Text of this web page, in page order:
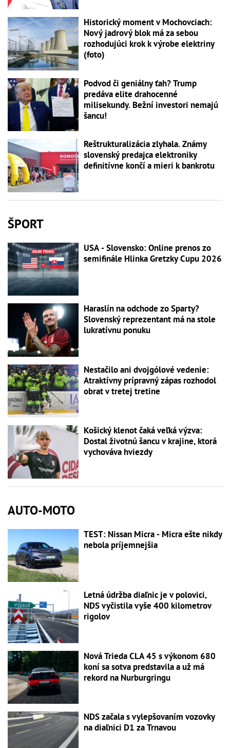
Historický moment v Mochovciach:
Nový jadrový blok má za sebou
rozhodujúci krok k výrobe elektriny
(foto)
Podvod či geniálny ťah? Trump
predáva elite drahocenné
milisekundy. Bežní investori nemajú
šancu!
Reštrukturalizácia zlyhala. Známy
slovenský predajca elektroniky
definitívne končí a mieri k bankrotu
ŠPORT
USA - Slovensko: Online prenos zo
semifinále Hlinka Gretzky Cupu 2026
Haraslín na odchode zo Sparty?
Slovenský reprezentant má na stole
lukratívnu ponuku
Nestačilo ani dvojgólové vedenie:
Atraktívny prípravný zápas rozhodol
obrat v tretej tretine
Košický klenot čaká veľká výzva:
Dostal životnú šancu v krajine, ktorá
vychováva hviezdy
AUTO-MOTO
TEST: Nissan Micra - Micra ešte nikdy
nebola príjemnejšia
Letná údržba diaľnic je v polovici,
NDS vyčistila vyše 400 kilometrov
rigolov
Nová Trieda CLA 45 s výkonom 680
koní sa sotva predstavila a už má
rekord na Nurburgringu
NDS začala s vylepšovaním vozovky
na diaľnici D1 za Trnavou